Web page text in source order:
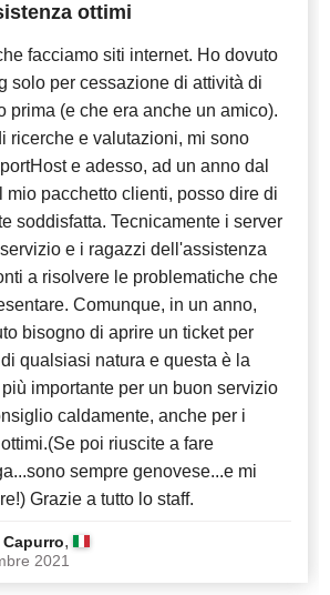
ottimi
facciamo siti internet. Ho dovuto
solo per cessazione di attività di
prima (e che era anche un amico).
ricerche e valutazioni, mi sono
e adesso, ad un anno dal
mio pacchetto clienti, posso dire di
soddisfatta. Tecnicamente i server
e i ragazzi dell'assistenza
a risolvere le problematiche che
Comunque, in un anno,
bisogno di aprire un ticket per
qualsiasi natura e questa è la
importante per un buon servizio
caldamente, anche per i
poi riuscite a fare
sempre genovese...e mi
Grazie a tutto lo staff.
,
2021